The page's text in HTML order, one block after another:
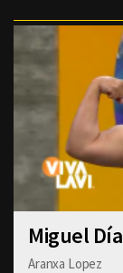
Miguel
Aranxa Lopez